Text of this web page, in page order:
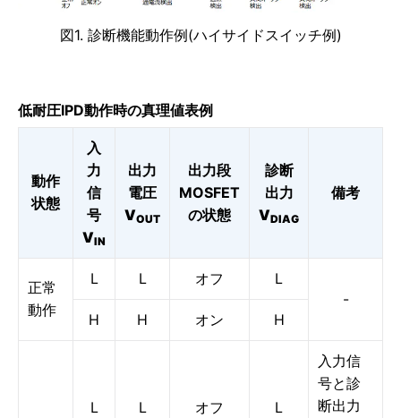
図1. 診断機能動作例(ハイサイドスイッチ例)
低耐圧IPD動作時の真理値表例
動作
状態
入
力
信
号
VIN
出力
電圧
VOUT
出力段
MOSFET
の状態
診断
出力
VDIAG
備考
正常
動作
L L オフ
L
-
H
H オン H
L L オフ L
入力信
号と診
断出力